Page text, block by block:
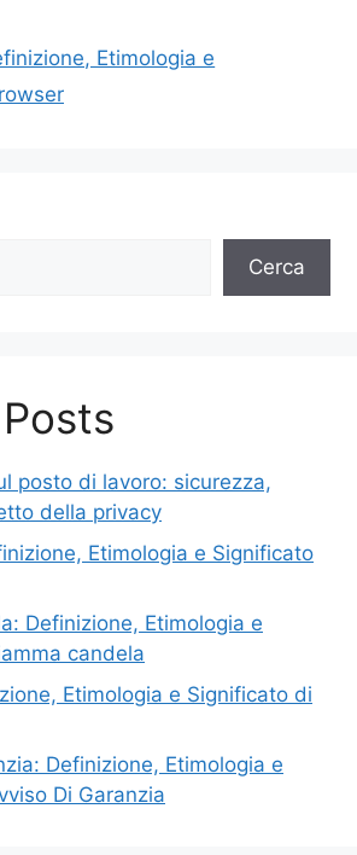
Etimologia e
Cerca
posto di lavoro: sicurezza,
della privacy
Etimologia e Significato
Definizione, Etimologia e
candela
Etimologia e Significato di
Definizione, Etimologia e
Di Garanzia